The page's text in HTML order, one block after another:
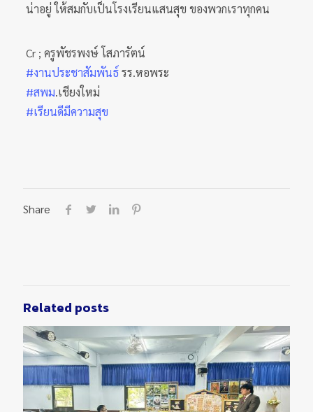
น่าอยู่ ให้สมกับเป็นโรงเรียนแสนสุข ของพวกเราทุกคน
Cr ; ครูพัชรพงษ์ โสภารัตน์
#งานประชาสัมพันธ์รร.หอพระ
#สพม.เชียงใหม่
#เรียนดีมีความสุข
Share
Related posts